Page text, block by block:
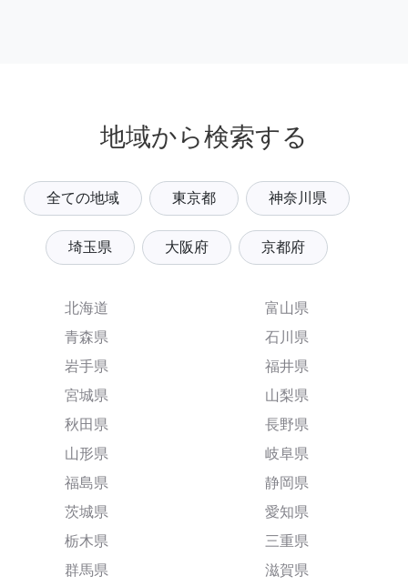
地域から検索する
全ての地域 東京都 神奈川県
埼玉県 大阪府 京都府
北海道
青森県
岩手県
宮城県
秋田県
山形県
福島県
茨城県
栃木県
群馬県
富山県
石川県
福井県
山梨県
長野県
岐阜県
静岡県
愛知県
三重県
滋賀県